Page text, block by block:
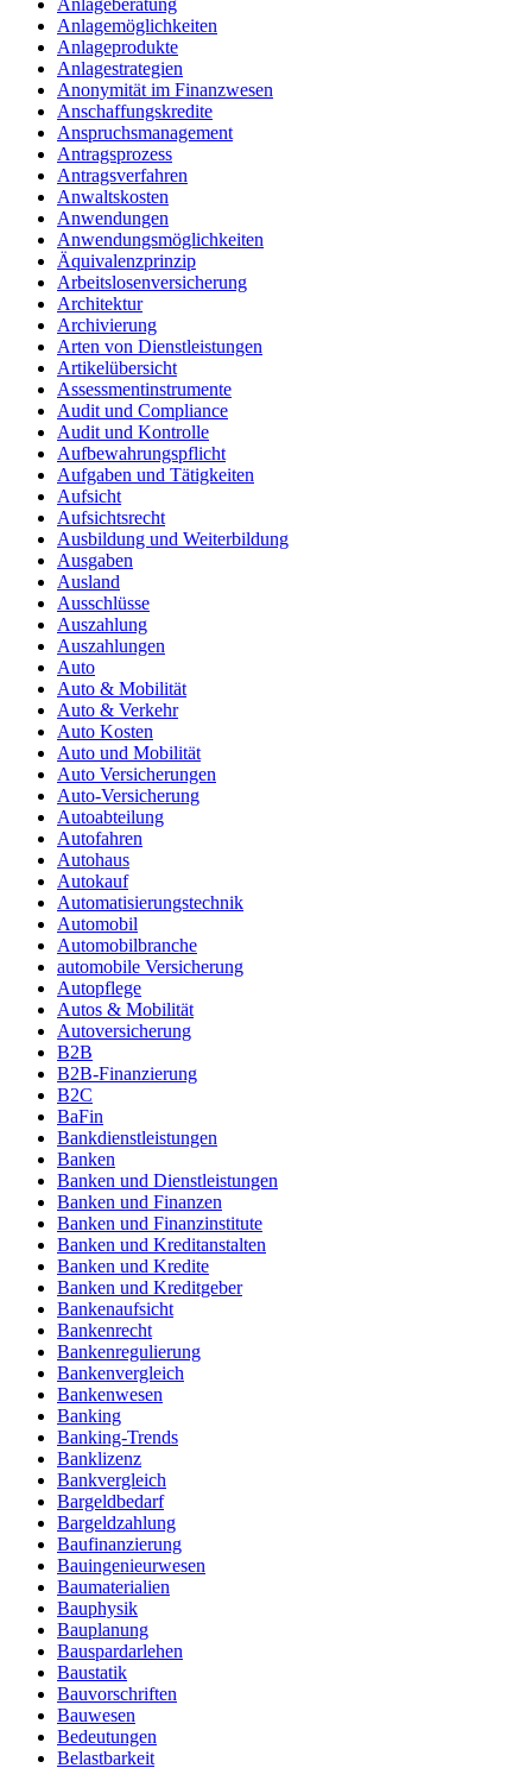
Anlagemöglichkeiten
Anlageprodukte
Anlagestrategien
Anonymität im Finanzwesen
Anschaffungskredite
Anspruchsmanagement
Antragsprozess
Antragsverfahren
Anwaltskosten
Anwendungen
Anwendungsmöglichkeiten
Äquivalenzprinzip
Arbeitslosenversicherung
Architektur
Archivierung
Arten von Dienstleistungen
Artikelübersicht
Assessmentinstrumente
Audit und Compliance
Audit und Kontrolle
Aufbewahrungspflicht
Aufgaben und Tätigkeiten
Aufsicht
Aufsichtsrecht
Ausbildung und Weiterbildung
Ausgaben
Ausland
Ausschlüsse
Auszahlung
Auszahlungen
Auto
Auto & Mobilität
Auto & Verkehr
Auto Kosten
Auto und Mobilität
Auto Versicherungen
Auto-Versicherung
Autoabteilung
Autofahren
Autohaus
Autokauf
Automatisierungstechnik
Automobil
Automobilbranche
automobile Versicherung
Autopflege
Autos & Mobilität
Autoversicherung
B2B
B2B-Finanzierung
B2C
BaFin
Bankdienstleistungen
Banken
Banken und Dienstleistungen
Banken und Finanzen
Banken und Finanzinstitute
Banken und Kreditanstalten
Banken und Kredite
Banken und Kreditgeber
Bankenaufsicht
Bankenrecht
Bankenregulierung
Bankenvergleich
Bankenwesen
Banking
Banking-Trends
Banklizenz
Bankvergleich
Bargeldbedarf
Bargeldzahlung
Baufinanzierung
Bauingenieurwesen
Baumaterialien
Bauphysik
Bauplanung
Bauspardarlehen
Baustatik
Bauvorschriften
Bauwesen
Bedeutungen
Belastbarkeit